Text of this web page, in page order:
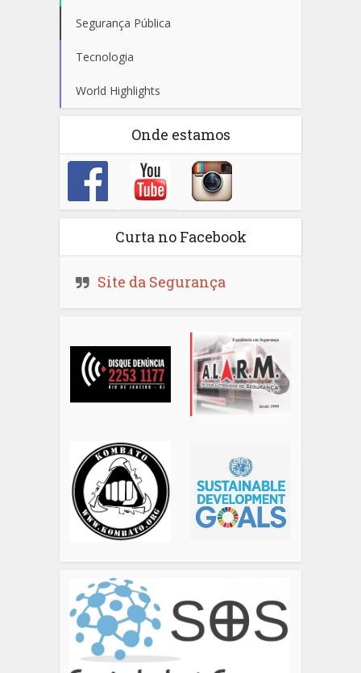
Segurança Pública
Tecnologia
World Highlights
Onde estamos
Curta no Facebook
Site da Segurança